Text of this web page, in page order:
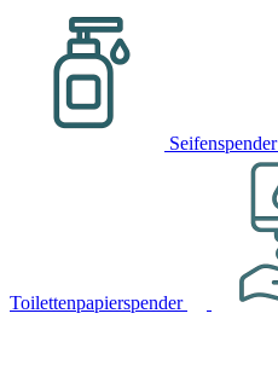
Seifenspender
Toilettenpapierspender